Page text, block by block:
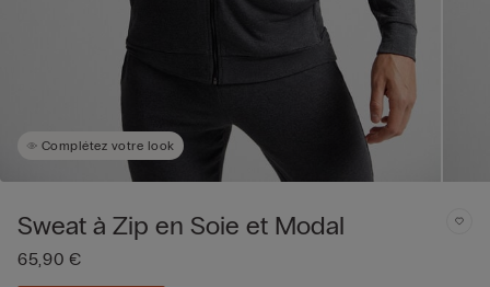
Complétez votre look
Sweat à Zip en Soie et Modal
65,90 €